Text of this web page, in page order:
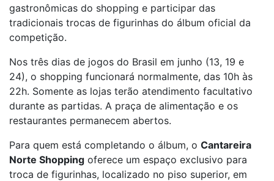
gastronômicas do shopping e participar das
tradicionais trocas de figurinhas do álbum oficial da
competição.
Nos três dias de jogos do Brasil em junho (13, 19 e
24), o shopping funcionará normalmente, das 10h às
22h. Somente as lojas terão atendimento facultativo
durante as partidas. A praça de alimentação e os
restaurantes permanecem abertos.
Para quem está completando o álbum, o Cantareira
Norte Shopping oferece um espaço exclusivo para
troca de figurinhas, localizado no piso superior, em